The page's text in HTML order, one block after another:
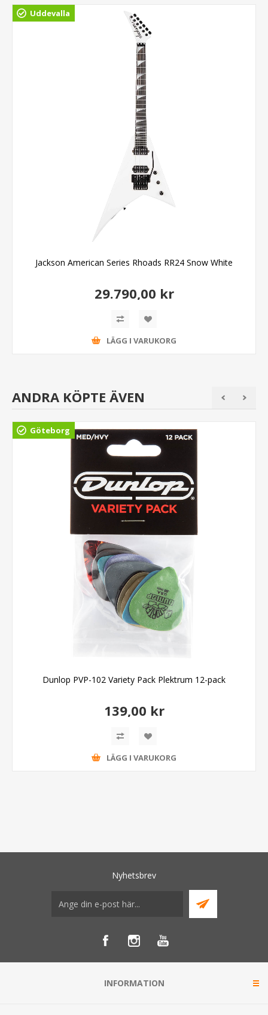
Uddevalla
Jackson American Series Rhoads RR24 Snow White
29.790,00 kr
LÄGG I VARUKORG
ANDRA KÖPTE ÄVEN
Göteborg
Dunlop PVP-102 Variety Pack Plektrum 12-pack
139,00 kr
LÄGG I VARUKORG
Nyhetsbrev
INFORMATION